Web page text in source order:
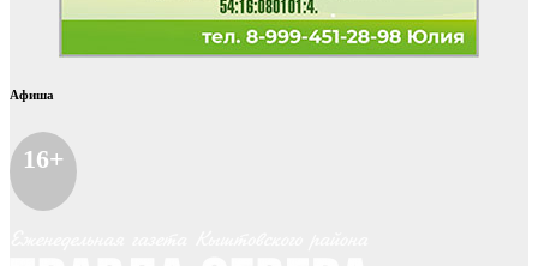
Афиша
16+